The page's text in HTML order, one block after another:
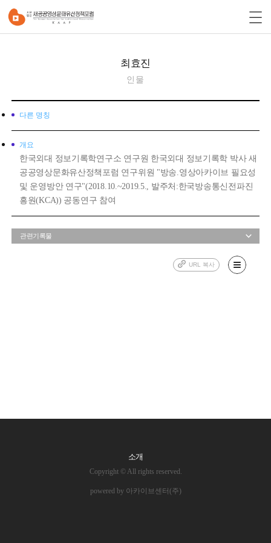
최효진
인물
다른 명칭
개요
한국외대 정보기록학연구소 연구원 한국외대 정보기록학 박사 새
공공영상문화유산정책포럼 연구위원 "방송.영상아카이브 필요성
및 운영방안 연구"(2018.10.~2019.5., 발주처:한국방송통신전파진
흥원(KCA)) 공동연구 참여
관련기록물
URL 복사
소개
Copyright © All rights reserved.
powered by 아카이브센터(주)